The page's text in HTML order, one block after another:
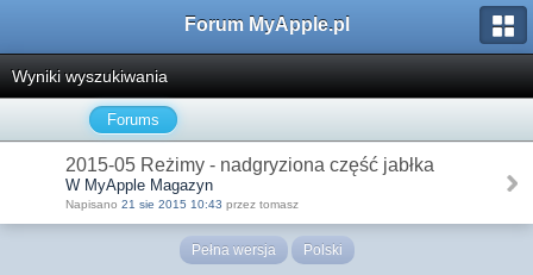
Forum MyApple.pl
Wyniki wyszukiwania
Forums
2015-05 Reżimy - nadgryziona część jabłka
W MyApple Magazyn
Napisano 21 sie 2015 10:43 przez tomasz
Pełna wersja Polski